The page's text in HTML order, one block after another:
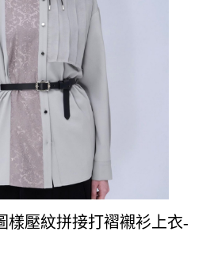
樣壓紋拼接打褶襯衫上衣-